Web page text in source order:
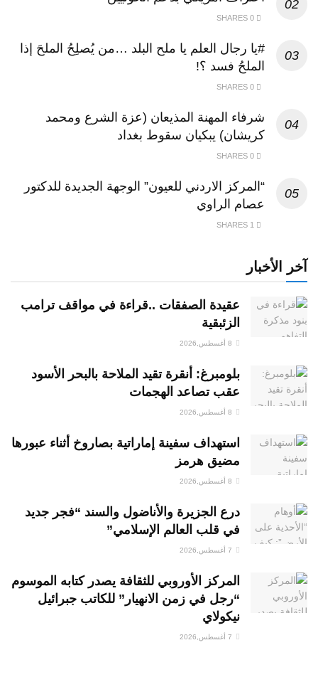
#يا رجال العلم يا ملح البلد …من يُصلِحُ الملحَ إذا
الملحُ فسد ؟!
شرفاء المهنة المذيعان (عزة الشرع ومحمد
كريشان) يبكيان سقوط بغداد
“المركز الاردني للعيون” الوجهة الجديدة للدكتور
عصام الراوي
آخر الأخبار
عقيدة الصفقات ..قراءة في مواقف ترامب
الزئبقية
بلومبرغ: أنقرة تقيد الملاحة بالبحر الأسود
عقب تصاعد الهجمات
استهداف سفينة إماراتية بصاروخ أثناء عبورها
مضيق هرمز
درع الجزيرة والأناضول والسند “فجر جديد
في قلب العالم الإسلامي”
المركز الأوروبي للثقافة يصدر كتابه الموسوم
“رجل في زمن الانهيار” للكاتب جبرائيل
نيكولاي